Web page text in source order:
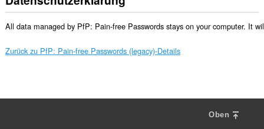
All data managed by PfP: Pain-free Passwords stays on your computer. It
Zurück zu PfP: Pain-free Passwords (legacy)-Details
Oben